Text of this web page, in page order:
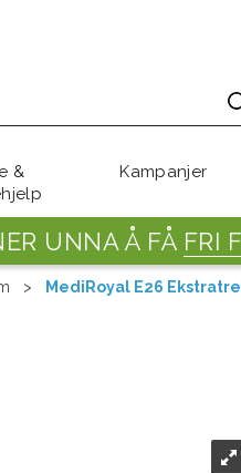
&
Kampanjer
UNNA Å FÅ FRI
> MediRoyal E26